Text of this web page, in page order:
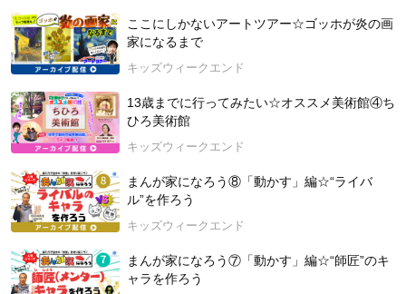
ここにしかないアートツアー☆ゴッホが炎の画
家になるまで
キッズウィークエンド
13歳までに行ってみたい☆オススメ美術館④ち
ひろ美術館
キッズウィークエンド
まんが家になろう⑧「動かす」編☆“ライバ
ル”を作ろう
キッズウィークエンド
まんが家になろう⑦「動かす」編☆“師匠”のキ
ャラを作ろう